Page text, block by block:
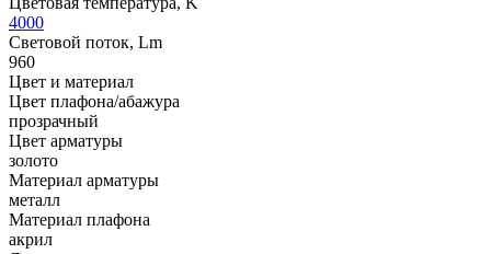
4000
Световой поток, Lm
960
Цвет и материал
Цвет плафона/абажура
прозрачный
Цвет арматуры
золото
Материал арматуры
металл
Материал плафона
акрил